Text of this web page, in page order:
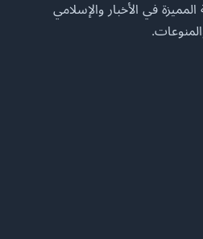
المميزة في الأخبار والإسلامي